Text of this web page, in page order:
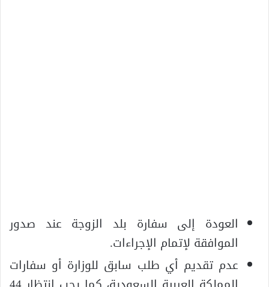
العودة إلى سفارة بلد الزوجة عند صدور
الموافقة لإتمام الإجراءات.
عدم تقديم أي طلب سابق للوزارة أو سفارات